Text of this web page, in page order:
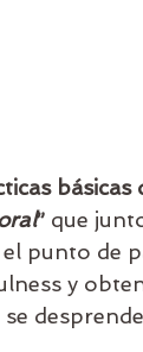
básicas
” que
punto de
y